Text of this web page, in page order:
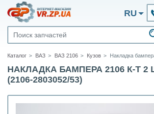
RU
Каталог ВАЗ ВАЗ 2106 Кузов Накладка
НАКЛАДКА БАМПЕРА 2106 К-Т 2
(2106-2803052/53)